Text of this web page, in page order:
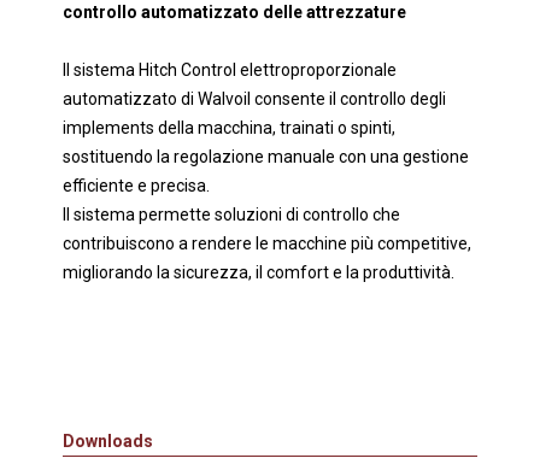
controllo automatizzato delle attrezzature
Il sistema Hitch Control elettroproporzionale
automatizzato di Walvoil consente il controllo degli
implements della macchina, trainati o spinti,
sostituendo la regolazione manuale con una gestione
efficiente e precisa.
Il sistema permette soluzioni di controllo che
contribuiscono a rendere le macchine più competitive,
migliorando la sicurezza, il comfort e la produttività.
Downloads